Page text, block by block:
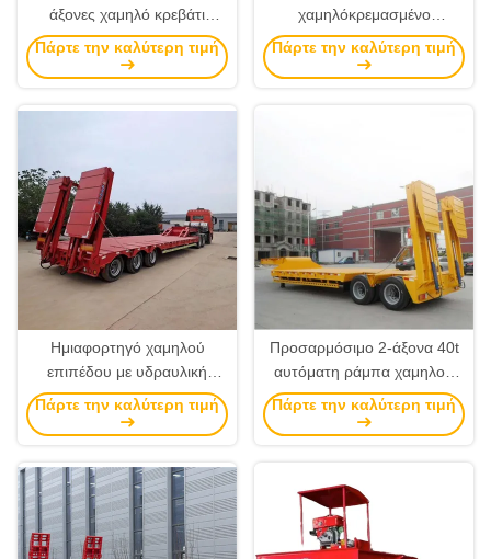
άξονες χαμηλό κρεβάτι
ημικυκλώματος με 16
ελαστικά και 12R20 ελαστικά
Πάρτε την καλύτερη τιμή
χαμηλόκρεμασμένο
ρυμουλκούμενο με
διευρυτήρες με μηχανική
Πάρτε την καλύτερη τιμή
Ημιαφορτηγό χαμηλού
επιπέδου με υδραυλική
σκάλα 3 άξων και αυτόματες
ράμπες 40T-100T
Νότια Αφρική
Πάρτε την καλύτερη τιμή
Προσαρμόσιμο 2-άξονα 40t
αυτόματη ράμπα χαμηλού
κρεβατιού ρυμουλκούμενο
για βαριά μεταφορά
Πάρτε την καλύτερη τιμή